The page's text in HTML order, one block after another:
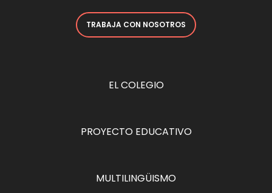
TRABAJA CON NOSOTROS
EL COLEGIO
PROYECTO EDUCATIVO
MULTILINGÜISMO